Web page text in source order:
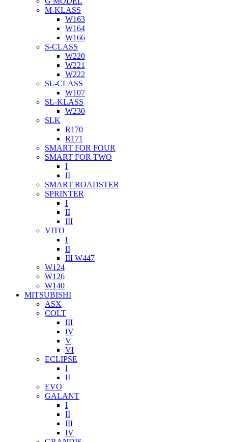
M-KLASS
W163
W164
W166
S-CLASS
W220
W221
W222
SL-CLASS
W107
SL-KLASS
W230
SLK
R170
R171
SMART FOR FOUR
SMART FOR TWO
I
II
SMART ROADSTER
SPRINTER
I
II
III
VITO
I
II
III W447
W124
W126
W140
MITSUBISHI
ASX
COLT
III
IV
V
VI
ECLIPSE
I
II
EVO
GALANT
I
II
III
IV